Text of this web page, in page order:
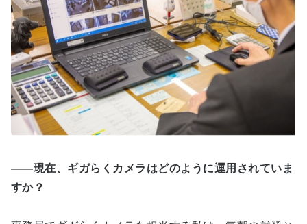
――現在、ギガらくカメラはどのように運用されていま
すか？